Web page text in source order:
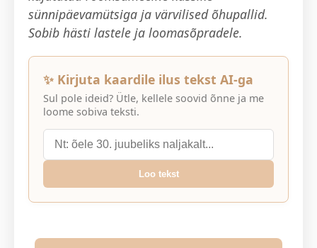
sünnipäevamütsiga ja värvilised õhupallid.
Sobib hästi lastele ja loomasõpradele.
✨ Kirjuta kaardile ilus tekst AI-ga
Sul pole ideid? Ütle, kellele soovid õnne ja me
loome sobiva teksti.
Loo tekst